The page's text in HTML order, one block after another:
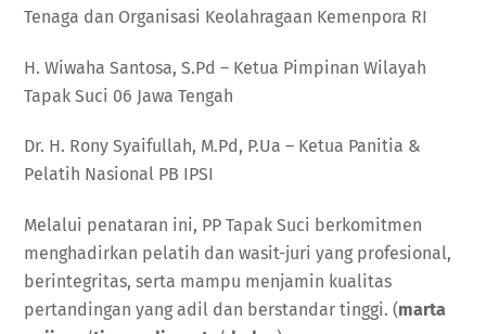
Tenaga dan Organisasi Keolahragaan Kemenpora RI
H. Wiwaha Santosa, S.Pd – Ketua Pimpinan Wilayah
Tapak Suci 06 Jawa Tengah
Dr. H. Rony Syaifullah, M.Pd, P.Ua – Ketua Panitia &
Pelatih Nasional PB IPSI
Melalui penataran ini, PP Tapak Suci berkomitmen
menghadirkan pelatih dan wasit-juri yang profesional,
berintegritas, serta mampu menjamin kualitas
pertandingan yang adil dan berstandar tinggi. (marta